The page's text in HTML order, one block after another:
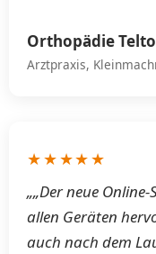
Orthopädie
Arztpraxis,
★★★★★
„„Der neue
allen Geräten
auch nach dem